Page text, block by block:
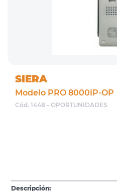
SIERA
Modelo PRO 8000IP-OP
Cód. 1448 - OPORTUNIDADES
Descripción: